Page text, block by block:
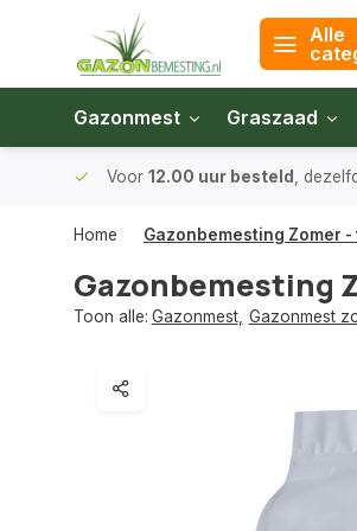
Alle
Gazonmest Graszaad
Voor 12.00 uur besteld ,
Home Gazonbemesting Zomer -
Gazonbemesting
Toon alle: Gazonmest, Gazonmest